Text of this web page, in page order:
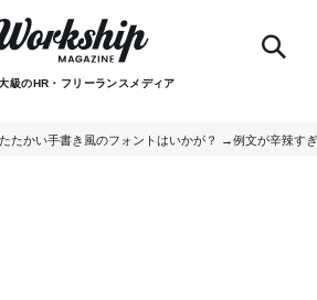
級のHR・フリーランスメディア
たかい手書き風のフォントはいかが？ →例文が辛辣す